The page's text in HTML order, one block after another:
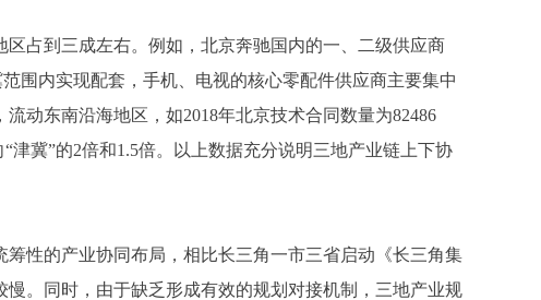
占到三成左右。例如，北京奔驰国内的一、二级供应商
围内实现配套，手机、电视的核心零配件供应商主要集中
动东南沿海地区，如2018年北京技术合同数量为82486
冀”的2倍和1.5倍。以上数据充分说明三地产业链上下协
性的产业协同布局，相比长三角一市三省启动《长三角集
。同时，由于缺乏形成有效的规划对接机制，三地产业规